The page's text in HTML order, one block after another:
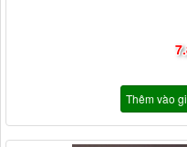
Thêm vào